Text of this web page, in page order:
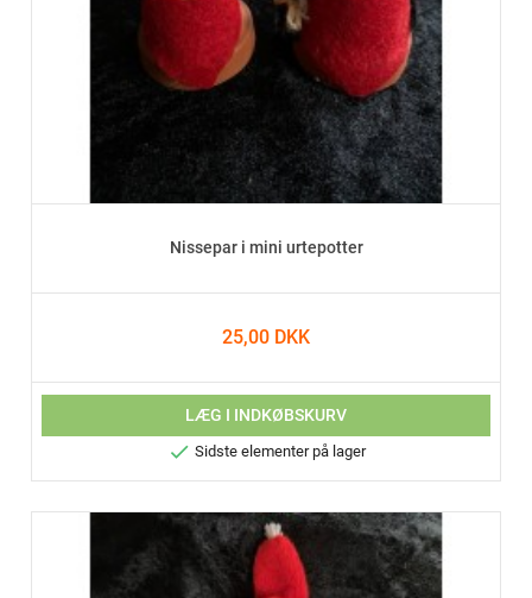
Nissepar i mini urtepotter
25,00 DKK
LÆG I INDKØBSKURV
 Sidste elementer på lager